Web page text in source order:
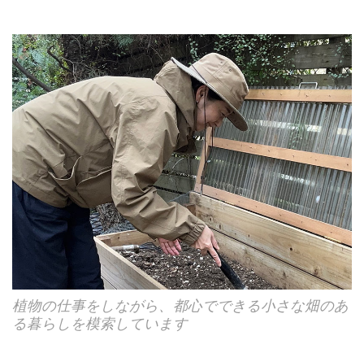
植物の仕事をしながら、都心でできる小さな畑のあ
る暮らしを模索しています